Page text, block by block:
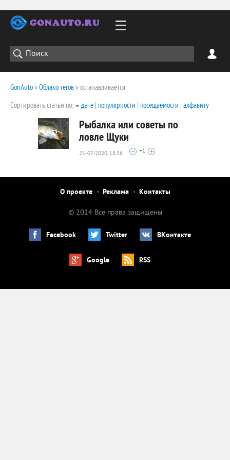
GonAuto» Облако тегов» останавливается
Сортировать статьи по:
дате | популярности | посещаемости | алфавиту
Рыбалка или советы по
ловле Щуки
21-07-2020, 18:36 +1
О проекте Реклама Контакты
© 2014 Все права защищены
Facebook Twitter ВКонтакте
Google RSS